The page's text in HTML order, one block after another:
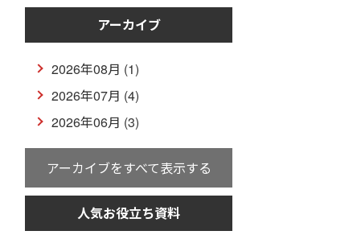
アーカイブ
2026年08月 (1)
2026年07月 (4)
2026年06月 (3)
アーカイブをすべて表示する
人気お役立ち資料